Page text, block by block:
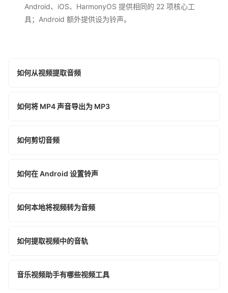
Android、iOS、HarmonyOS 提供相同的 22 项核心工
具；Android 额外提供设为铃声。
如何从视频提取音频
如何将 MP4 声音导出为 MP3
如何剪切音频
如何在 Android 设置铃声
如何本地将视频转为音频
如何提取视频中的音轨
音乐视频助手有哪些视频工具